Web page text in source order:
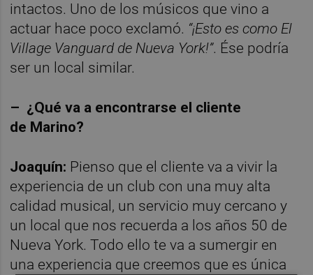
intactos. Uno de los músicos que vino a
actuar hace poco exclamó. “¡Esto es como El
Village Vanguard de Nueva York!”. Ése podría
ser un local similar.
– ¿ Qué va a encontrarse el cliente
de Marino?
Joaquín: Pienso que el cliente va a vivir la
experiencia de un club con una muy alta
calidad musical, un servicio muy cercano y
un local que nos recuerda a los años 50 de
Nueva York. Todo ello te va a sumergir en
una experiencia que creemos que es única